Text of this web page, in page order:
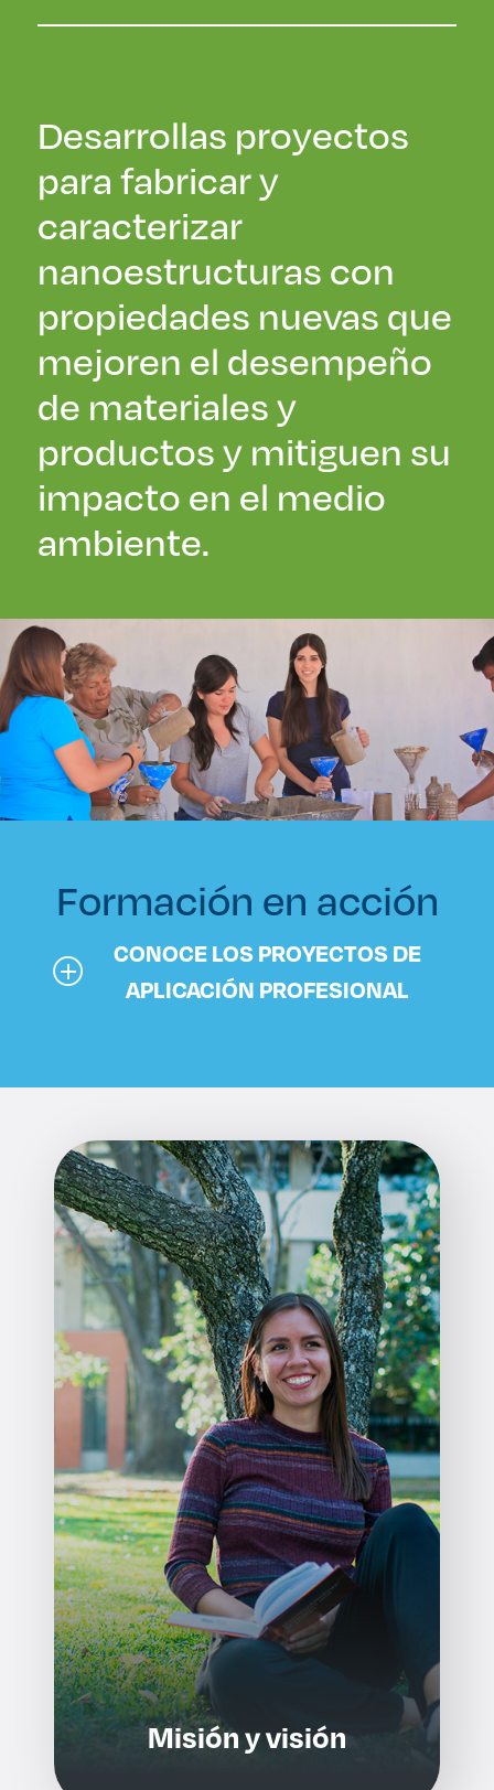
Desarrollas proyectos
para fabricar y
caracterizar
nanoestructuras con
propiedades nuevas que
mejoren el desempeño
de materiales y
productos y mitiguen su
impacto en el medio
ambiente.
Formación en acción
CONOCE LOS PROYECTOS DE
APLICACIÓN PROFESIONAL
Misión y visión